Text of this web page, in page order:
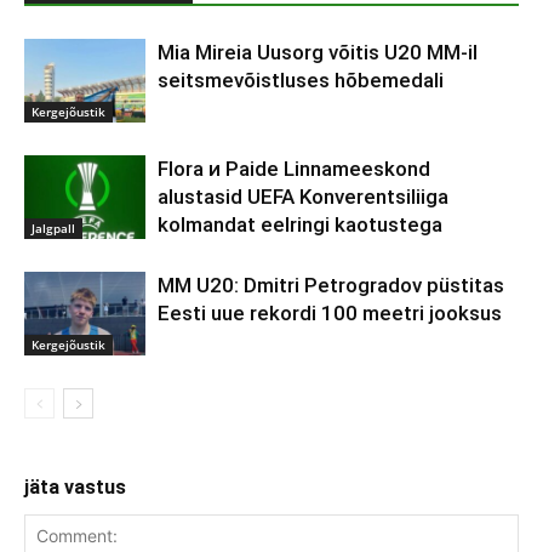
Kergejõustik
Mia Mireia Uusorg võitis U20 MM-il
seitsmevõistluses hõbemedali
Jalgpall
Flora и Paide Linnameeskond
alustasid UEFA Konverentsiliiga
kolmandat eelringi kaotustega
Kergejõustik
MM U20: Dmitri Petrogradov püstitas
Eesti uue rekordi 100 meetri jooksus
jäta vastus